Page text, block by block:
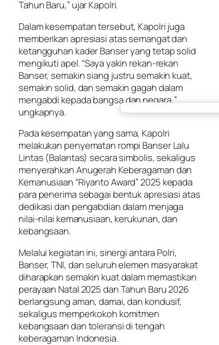
Tahun Baru,” ujar Kapolri.
Dalam kesempatan tersebut, Kapolri juga
memberikan apresiasi atas semangat dan
ketangguhan kader Banser yang tetap solid
mengikuti apel. “Saya yakin rekan-rekan
Banser, semakin siang justru semakin kuat,
semakin solid, dan semakin gagah dalam
mengabdi kepada bangsa dan negara,”
ungkapnya.
Pada kesempatan yang sama, Kapolri
melakukan penyematan rompi Banser Lalu
Lintas (Balantas) secara simbolis, sekaligus
menyerahkan Anugerah Keberagaman dan
Kemanusiaan “Riyanto Award” 2025 kepada
para penerima sebagai bentuk apresiasi atas
dedikasi dan pengabdian dalam menjaga
nilai-nilai kemanusiaan, kerukunan, dan
kebangsaan.
Melalui kegiatan ini, sinergi antara Polri,
Banser, TNI, dan seluruh elemen masyarakat
diharapkan semakin kuat dalam memastikan
perayaan Natal 2025 dan Tahun Baru 2026
berlangsung aman, damai, dan kondusif,
sekaligus memperkokoh komitmen
kebangsaan dan toleransi di tengah
keberagaman Indonesia.